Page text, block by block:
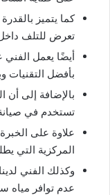
كما يتميز
تعرض للتلف
أيضًا يعمل الفني
بأفضل التقنيات
بالإضافة إلى أن
تستخدم في
علاوة على
المركزية التي
وكذلك الفني
عدم توافر مياه